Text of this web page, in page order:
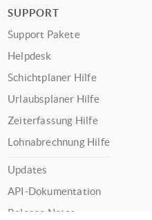
SUPPORT
Support Pakete
Helpdesk
Schichtplaner Hilfe
Urlaubsplaner Hilfe
Zeiterfassung Hilfe
Lohnabrechnung Hilfe
Updates
API-Dokumentation
Release Notes